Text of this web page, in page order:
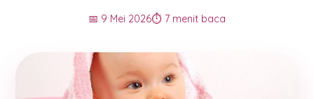
📅 9 Mei 2026⏱️ 7 menit baca